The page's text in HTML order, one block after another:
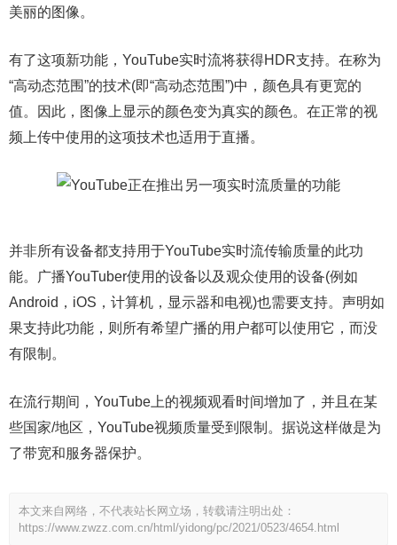
美丽的图像。
有了这项新功能，YouTube实时流将获得HDR支持。在称为
“高动态范围”的技术(即“高动态范围”)中，颜色具有更宽的
值。因此，图像上显示的颜色变为真实的颜色。在正常的视
频上传中使用的这项技术也适用于直播。
并非所有设备都支持用于YouTube实时流传输质量的此功
能。广播YouTuber使用的设备以及观众使用的设备(例如
Android，iOS，计算机，显示器和电视)也需要支持。声明如
果支持此功能，则所有希望广播的用户都可以使用它，而没
有限制。
在流行期间，YouTube上的视频观看时间增加了，并且在某
些国家/地区，YouTube视频质量受到限制。据说这样做是为
了带宽和服务器保护。
本文来自网络，不代表站长网立场，转载请注明出处：
https://www.zwzz.com.cn/html/yidong/pc/2021/0523/4654.html